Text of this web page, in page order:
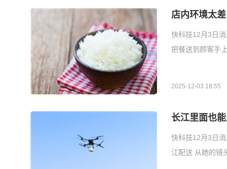
店内环境太
快科技12月3日
把餐送到顾客手
2025-12-03 18:55
长江里面也
快科技12月3日
江配送 从她的镜